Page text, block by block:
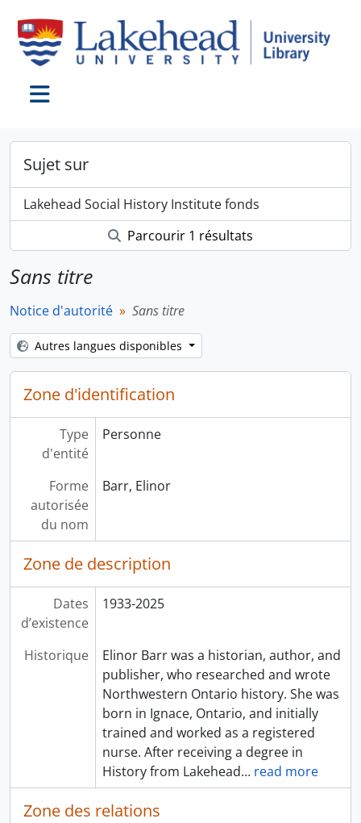
Sujet sur
Lakehead Social History Institute fonds
Parcourir 1 résultats
Sans titre
Notice d'autorité Sans titre
Autres langues disponibles
Zone d'identification
Type
d'entité
Personne
Forme
autorisée
du nom
Barr, Elinor
Zone de description
Dates
d’existence
1933-2025
Historique
Elinor Barr was a historian, author, and
publisher, who researched and wrote
Northwestern Ontario history. She was
born in Ignace, Ontario, and initially
trained and worked as a registered
nurse. After receiving a degree in
History from Lakehead… read more
Zone des relations